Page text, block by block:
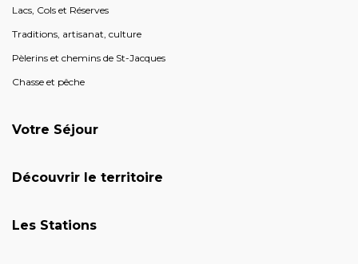
Lacs, Cols et Réserves
Traditions, artisanat, culture
Pèlerins et chemins de St-Jacques
Chasse et pêche
Votre Séjour
Découvrir le territoire
Les Stations